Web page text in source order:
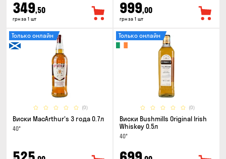
349,50
грн за 1 шт
999,00
грн за 1 шт
(0)
Только онлайн
Виски MacArthur's 3 года 0.7л
40°
(0)
Только онлайн
Виски Bushmills Original Irish
Whiskey 0.5л
40°